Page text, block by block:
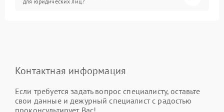
Контактная информация
Если требуется задать вопрос специалисту, оставьте
свои данные и дежурный специалист с радостью
проконсультирует Вас!